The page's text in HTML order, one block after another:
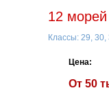
12 морей
Классы: 29, 30,
Цена:
От 50